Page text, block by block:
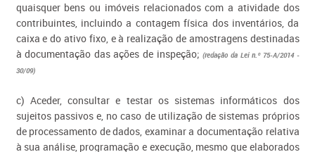
quaisquer bens ou imóveis relacionados com a atividade dos
contribuintes, incluindo a contagem física dos inventários, da
caixa e do ativo fixo, e à realização de amostragens destinadas
à documentação das ações de inspeção;(redação da Lei n.º 75-A/2014 -
30/09)
c) Aceder, consultar e testar os sistemas informáticos dos
sujeitos passivos e, no caso de utilização de sistemas próprios
de processamento de dados, examinar a documentação relativa
à sua análise, programação e execução, mesmo que elaborados